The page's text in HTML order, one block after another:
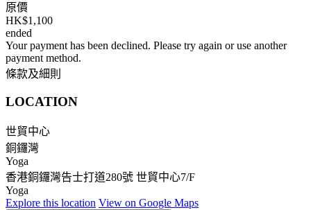
原價
HK$1,100
ended
Your payment has been declined. Please try again or use another
payment method.
條款及細則
LOCATION
世貿中心
銅鑼灣
Yoga
香港銅鑼灣告士打道280號 世貿中心7/F
Yoga
Explore this location View on Google Maps